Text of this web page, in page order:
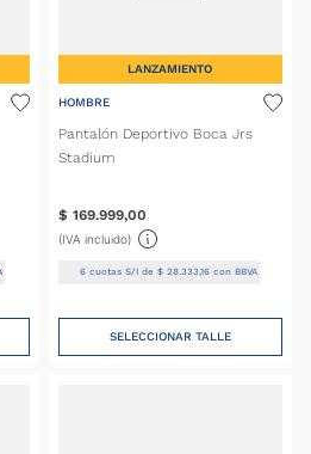
LANZAMIENTO
HOMBRE
Pantalón Deportivo Boca Jrs
Stadium
$ 169.999,00
(IVA incluido)
6cuotas S/I de $ 28. 333,16con BBVA
SELECCIONAR TALLE